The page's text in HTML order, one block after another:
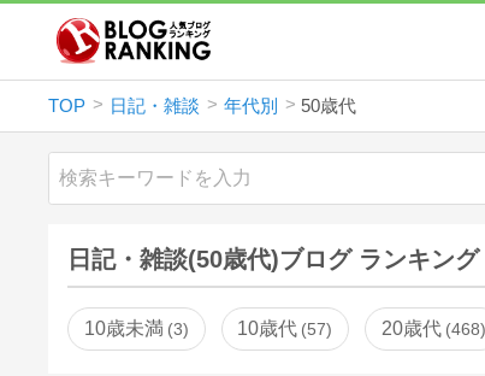
TOP 日記・雑談 年代別 50歳代
日記・雑談(50歳代)ブログ ランキング
10歳未満 3 10歳代 57 20歳代 468